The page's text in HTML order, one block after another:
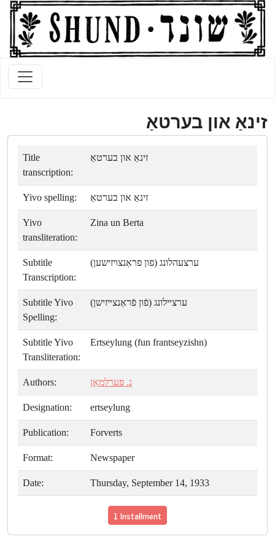
זינאַ און בערטאַ
Title
transcription:
זינאַ און בערטאַ
Yivo spelling: זינאַ און בערטאַ
Yivo
transliteration:
Zina un Berta
Subtitle
Transcription:
ערצעהלונג (פון פראַנצױזישען)
Subtitle Yivo
Spelling:
ערצײלונג (פֿון פֿראַנצײזישן)
Subtitle Yivo
Transliteration:
Ertseylung (fun frantseyzishn)
Authors: נ. פּערלמאַן
Designation: ertseylung
Publication: Forverts
Format: Newspaper
Date: Thursday, September 14, 1933
1 Installment